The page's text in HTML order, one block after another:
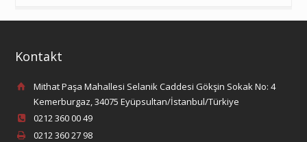
Kontakt
Mithat Paşa Mahallesi Selanik Caddesi Gökşin Sokak No: 4
Kemerburgaz, 34075 Eyüpsultan/İstanbul/Türkiye
0212 360 00 49
0212 360 27 98